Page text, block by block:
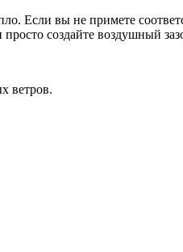
Если вы не примете
создайте воздушный
ветров.